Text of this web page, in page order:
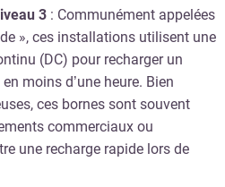
3 : Communément appelées
», ces installations utilisent une
(DC) pour recharger un
moins d’une heure. Bien
ces bornes sont souvent
commerciaux ou
une recharge rapide lors de